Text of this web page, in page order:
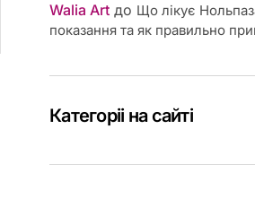
Walia Art до Що лікує
показання та як правильно
Категоріі на сайті